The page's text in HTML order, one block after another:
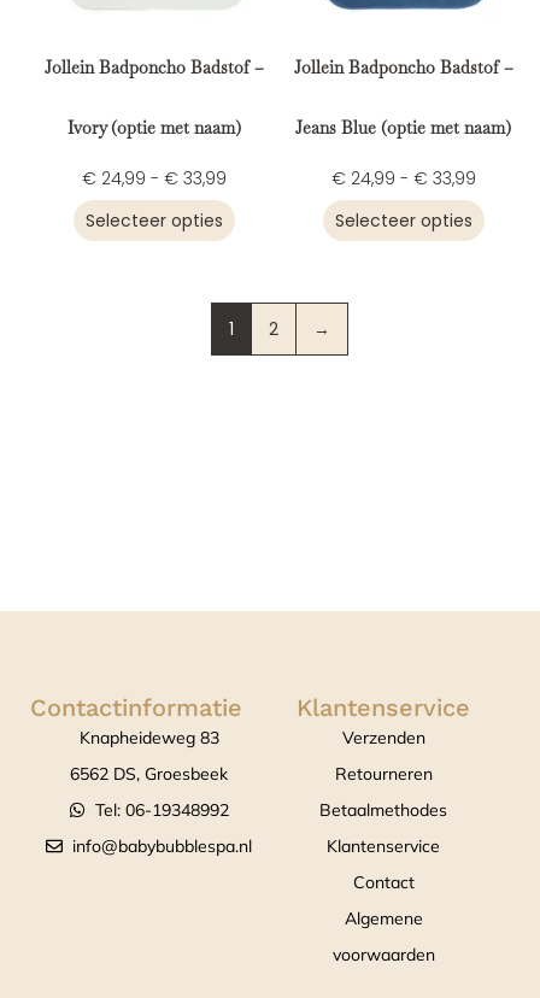
Jollein Badponcho Badstof –
Ivory (optie met naam)
€ 24,99 - € 33,99
Selecteer opties
Jollein Badponcho Badstof –
Jeans Blue (optie met naam)
€ 24,99 - € 33,99
Selecteer opties
1 2 →
Contactinformatie
Knapheideweg 83
6562 DS, Groesbeek
Tel: 06-19348992
info@babybubblespa.nl
Klantenservice
Verzenden
Retourneren
Betaalmethodes
Klantenservice
Contact
Algemene
voorwaarden